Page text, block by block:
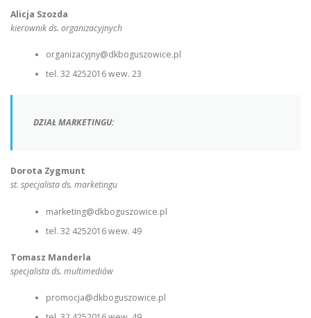
Alicja Szozda
kierownik ds. organizacyjnych
organizacyjny@dkboguszowice.pl
tel. 32 4252016 wew. 23
DZIAŁ MARKETINGU:
Dorota Zygmunt
st. specjalista ds. marketingu
marketing@dkboguszowice.pl
tel. 32 4252016 wew. 49
Tomasz Manderla
specjalista ds. multimediów
promocja@dkboguszowice.pl